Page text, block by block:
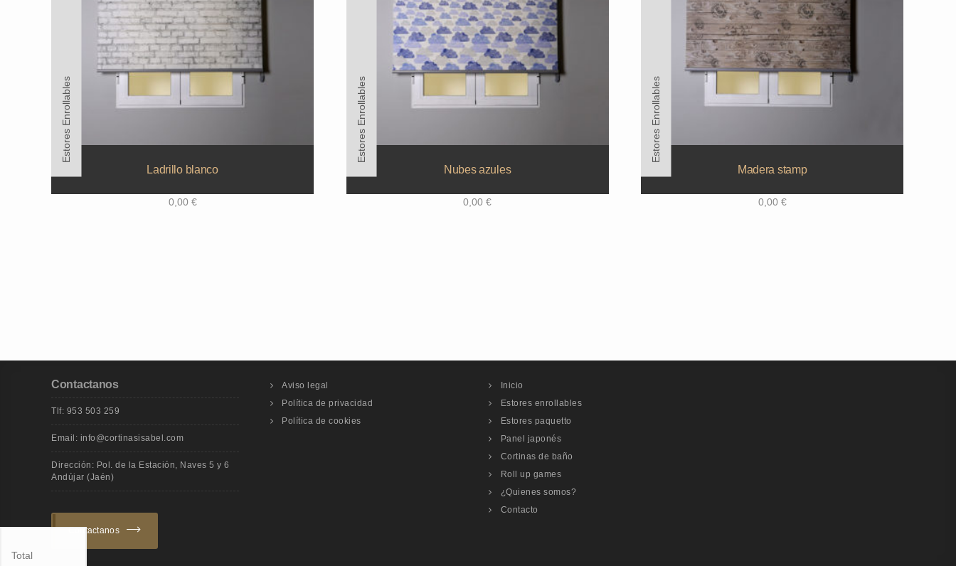
Estores Enrollables
Ladrillo blanco
0,00 €
Estores Enrollables
Nubes azules
0,00€
Estores Enrollables
Madera stamp
0,00 €
Contactanos
Tlf: 953 503 259
Email: info@cortinasisabel.com
Dirección: Pol. de la Estación, Naves 5 y 6
Andújar (Jaén)
Contactanos
Aviso legal
Política de privacidad
Política de cookies
Inicio
Estores enrollables
Estores paquetto
Panel japonés
Cortinas de baño
Roll up games
¿Quienes somos?
Contacto
Total